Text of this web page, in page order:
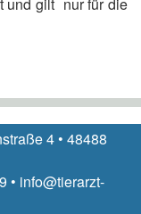
4 • 48488
• info@tierarzt-